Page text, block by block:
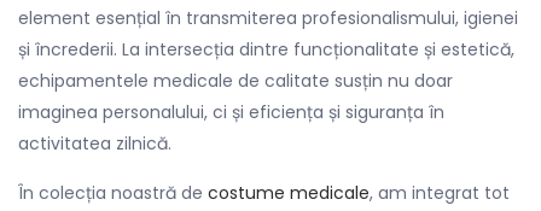
element esențial în transmiterea profesionalismului, igienei
și încrederii. La intersecția dintre funcționalitate și estetică,
echipamentele medicale de calitate susțin nu doar
imaginea personalului, ci și eficiența și siguranța în
activitatea zilnică.
În colecția noastră de costume medicale, am integrat tot